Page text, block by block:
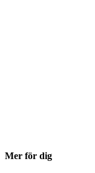
Mer för dig